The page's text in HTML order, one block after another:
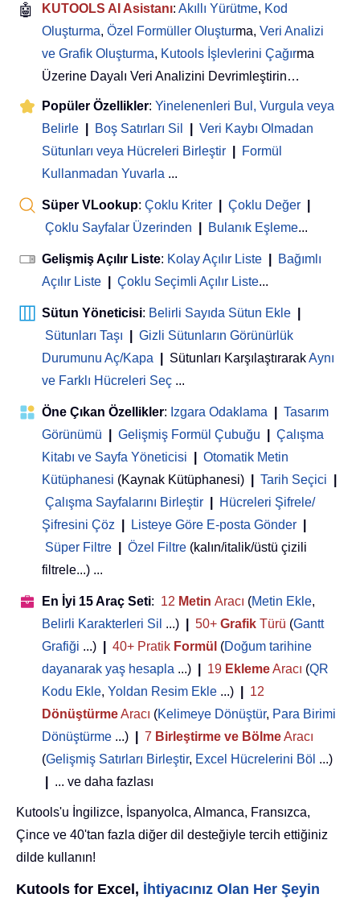
🤖 KUTOOLS AI Asistanı: Akıllı Yürütme, Kod
Oluşturma, Özel Formüller Oluşturma, Veri Analizi
ve Grafik Oluşturma, Kutools İşlevlerini Çağırma
Üzerine Dayalı Veri Analizini Devrimleştirin…
Popüler Özellikler: Yinelenenleri Bul, Vurgula veya
Belirle
Boş Satırları Sil
Veri Kaybı Olmadan
Sütunları veya Hücreleri Birleştir
Formül
Kullanmadan Yuvarla ...
Süper VLookup: Çoklu Kriter Çoklu Değer
Çoklu Sayfalar Üzerinden
Bulanık Eşleme...
Gelişmiş Açılır Liste: Kolay Açılır Liste
Bağımlı
Açılır Liste
Çoklu Seçimli Açılır Liste...
Sütun Yöneticisi: Belirli Sayıda Sütun Ekle
Sütunları Taşı
Gizli Sütunların Görünürlük
Durumunu Aç/Kapa
Sütunları KarşılaştırarakAynı
ve Farklı Hücreleri Seç ...
Öne Çıkan Özellikler: Izgara Odaklama
Tasarım
Görünümü
Gelişmiş Formül Çubuğu
Çalışma
Kitabı ve Sayfa Yöneticisi
Otomatik Metin
Kütüphanesi (Kaynak Kütüphanesi) Tarih Seçici
Çalışma Sayfalarını Birleştir
Hücreleri Şifrele/
Şifresini Çöz
Listeye Göre E-posta Gönder
Süper Filtre
Özel Filtre (kalın/italik/üstü çizili
filtrele...) ...
En İyi 15 Araç Seti: 12 Metin Aracı (Metin Ekle,
Belirli Karakterleri Sil ...) 50+ Grafik Türü (Gantt
Grafiği ...) 40+ Pratik Formül (Doğum tarihine
dayanarak yaş hesapla ...) 19 EklemeAracı (QR
Kodu Ekle, Yoldan Resim Ekle ...)
12
DönüştürmeAracı (Kelimeye Dönüştür, Para Birimi
Dönüştürme ...) 7 Birleştirme ve BölmeAracı
(Gelişmiş Satırları Birleştir, Excel Hücrelerini Böl ...)
... ve daha fazlası
Kutools'u İngilizce, İspanyolca, Almanca, Fransızca,
Çince ve 40'tan fazla diğer dil desteğiyle tercih ettiğiniz
dilde kullanın!
Kutools for Excel, İhtiyacınız Olan Her Şeyin